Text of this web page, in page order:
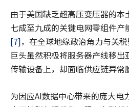
由于美国缺乏超高压变压器的
七成至九成的关键电网零组件
[7]，在全球地缘政治角力与关
巨头虽然积极将服务器产线移
传输设备上，却面临供应链异常
为因应AI数据中心带来的庞大电